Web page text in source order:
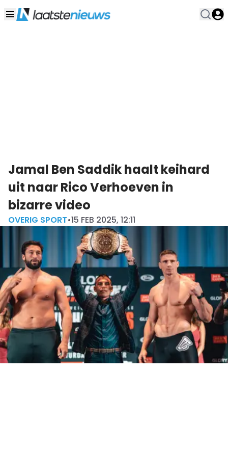
Jamal Ben Saddik haalt keihard
uit naar Rico Verhoeven in
bizarre video
OVERIG SPORT•15 FEB 2025, 12:11